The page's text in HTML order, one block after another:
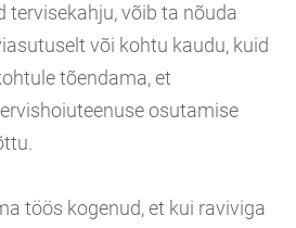
tervisekahju, võib ta nõuda
või kohtu kaudu, kuid
tõendama, et
osutamise
töös kogenud, et kui raviviga